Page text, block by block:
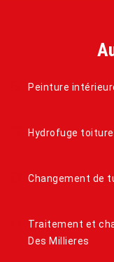
Peinture
Hydrofuge
Changement de
Traitement et
Des Millieres